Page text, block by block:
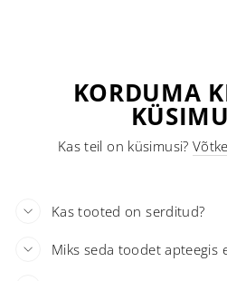
KORDUMA
Kas teil on küsimusi?
Kas tooted on serditud?
Miks seda toodet apteegis